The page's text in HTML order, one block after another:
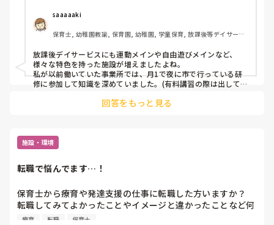
はどんな事業所で働くのがいいのかアドバイスいただければ
saaaaaki
保育士, 幼稚園教諭, 保育園, 幼稚園, 学童保育, 放課後等デイサービ
放課後デイサービスにも運動メインや自由遊びメインなど、
様々な特色を持った施設が増えましたよね。
私が以前働いていた事業所では、月1で夜に市で行っている研
修に参加して知識を深めていました。(有料講習の際は出してい
良い事業所に出会えるといいですね。
回答をもっと見る
施設・環境
転職で悩んでます…！
保育士から療育や発達支援の仕事に転職した方いますか？
転職してみてよかったことやイメージと違かったことなど何
かあればおしえて欲しいです！
療育 転職 保育士